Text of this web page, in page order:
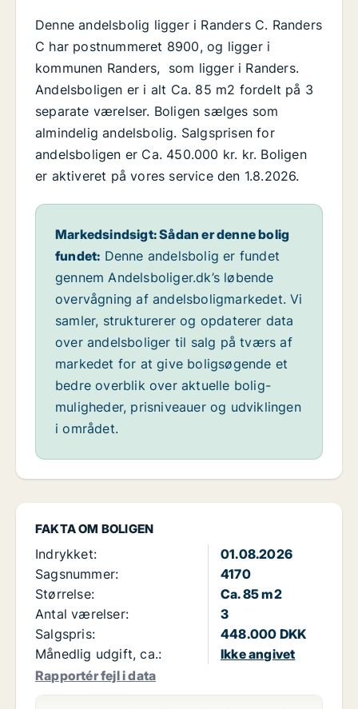
FAKTA OM BOLIGEN
Indrykket:
01.08.2026
Sagsnummer:
4170
Størrelse:
Ca. 85 m2
Antal værelser:
3
Salgspris:
448.000 DKK
Månedlig udgift, ca.:
Ikke angivet
Rapportér fejl i data
Denne andelsbolig ligger i Randers C. Randers
C har postnummeret 8900, og ligger i
kommunen Randers, som ligger i Randers.
Andelsboligen er i alt Ca. 85 m2 fordelt på 3
separate værelser. Boligen sælges som
almindelig andelsbolig. Salgsprisen for
andelsboligen er Ca. 450.000 kr. kr. Boligen
er aktiveret på vores service den 1.8.2026.
Markedsindsigt: Sådan er denne bolig
fundet: Denne andelsbolig er fundet
gennem Andelsboliger.dk’s løbende
overvågning af andelsboligmarkedet. Vi
samler, strukturerer og opdaterer data
over andelsboliger til salg på tværs af
markedet for at give boligsøgende et
bedre overblik over aktuelle bolig-
muligheder, prisniveauer og udviklingen
i området.